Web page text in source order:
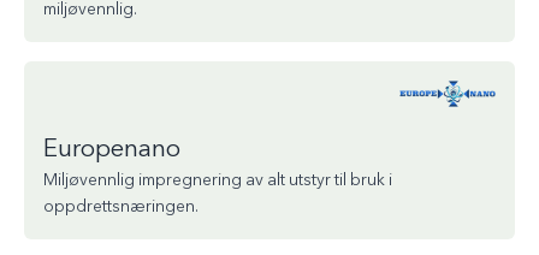
miljøvennlig.
Europenano
Miljøvennlig impregnering av alt utstyr til bruk i
oppdrettsnæringen.